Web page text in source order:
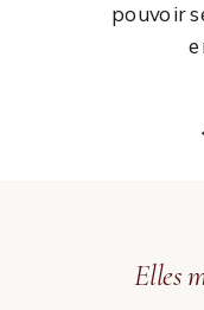
pouvoir
Elles